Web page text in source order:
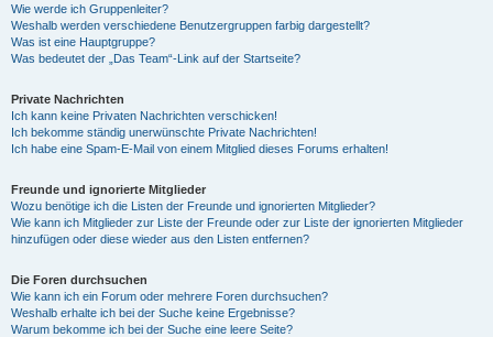
Wie werde ich Gruppenleiter?
Weshalb werden verschiedene Benutzergruppen farbig dargestellt?
Was ist eine Hauptgruppe?
Was bedeutet der „Das Team“-Link auf der Startseite?
Private Nachrichten
Ich kann keine Privaten Nachrichten verschicken!
Ich bekomme ständig unerwünschte Private Nachrichten!
Ich habe eine Spam-E-Mail von einem Mitglied dieses Forums erhalten!
Freunde und ignorierte Mitglieder
Wozu benötige ich die Listen der Freunde und ignorierten Mitglieder?
Wie kann ich Mitglieder zur Liste der Freunde oder zur Liste der ignorierten Mitglieder
hinzufügen oder diese wieder aus den Listen entfernen?
Die Foren durchsuchen
Wie kann ich ein Forum oder mehrere Foren durchsuchen?
Weshalb erhalte ich bei der Suche keine Ergebnisse?
Warum bekomme ich bei der Suche eine leere Seite?